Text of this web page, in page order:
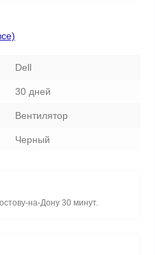
Dell
30 дней
Вентилятор
Черный
на-Дону 30 минут.